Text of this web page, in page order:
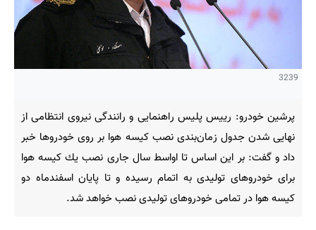
3239
پرشین خودرو: رییس پلیس راهنمایی و رانندگی نیروی انتظامی از
نهایی شدن جدول زمان‌بندی نصب كیسه هوا بر روی خودروها خبر
داد و گفت: بر این اساس تا اواسط سال جاری نصب یك كیسه هوا
برای خودروهای تولیدی به اتمام رسیده و تا پایان اسفندماه دو
كیسه هوا در تمامی خودروهای تولیدی نصب خواهد شد.